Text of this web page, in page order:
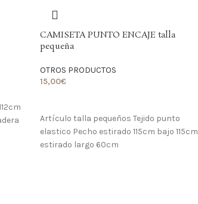
CAMISETA PUNTO ENCAJE talla
pequeña
OTROS PRODUCTOS
15,00€
Artículo talla pequeños Tejido punto
elastico Pecho estirado 115cm bajo 115cm
estirado largo 60cm